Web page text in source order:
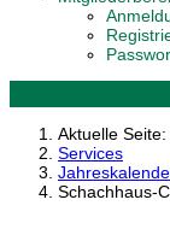
Aktuelle Seite:
Services
Schachhaus-